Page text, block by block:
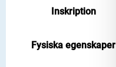
Inskription
Fysiska egenskaper